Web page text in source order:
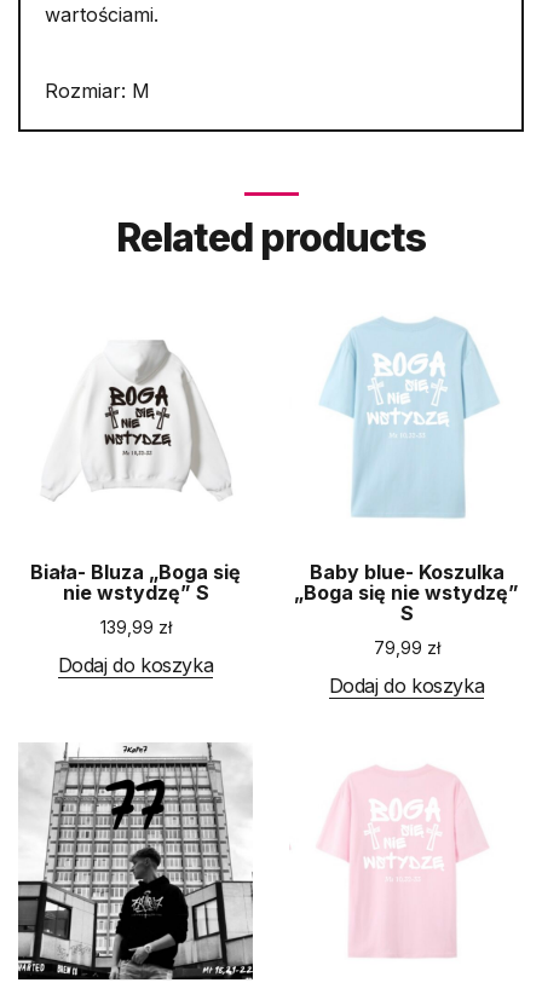
wartościami.
Rozmiar: M
Related products
Biała- Bluza „Boga się
nie wstydzę” S
139,99 zł
Dodaj do koszyka
Baby blue- Koszulka
„Boga się nie wstydzę”
S
79,99 zł
Dodaj do koszyka